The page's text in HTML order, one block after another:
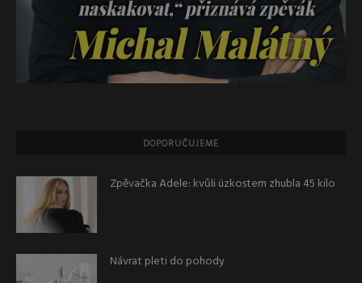
DOPORUČUJEME
Zpěvačka Adele: kvůli úzkostem zhubla 45 kilo
Návrat pleti do pohody